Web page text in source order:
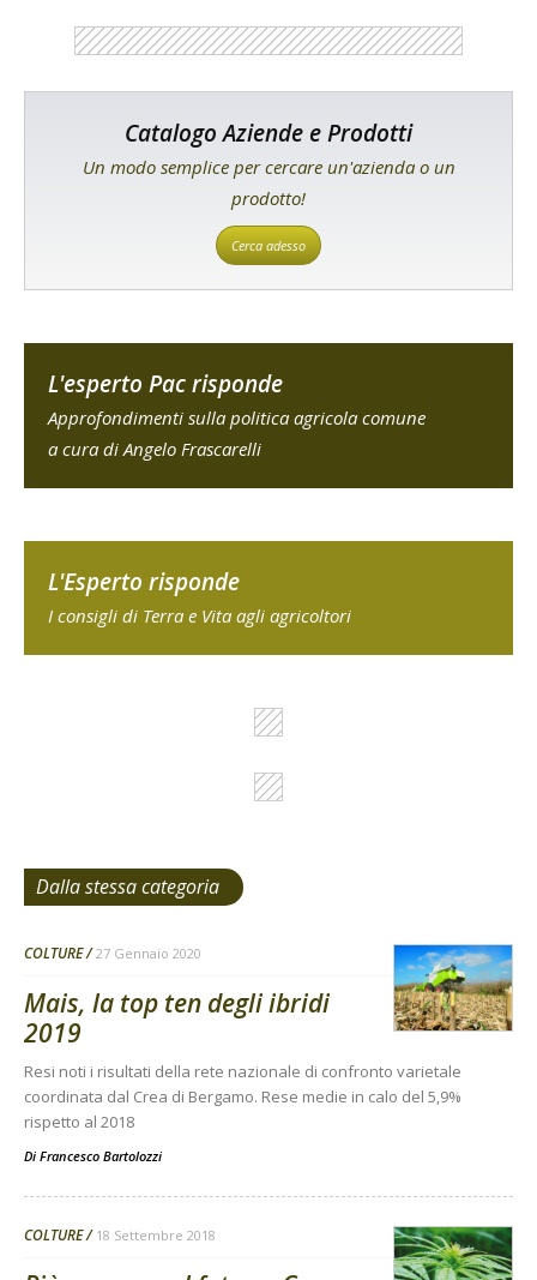
Catalogo Aziende e Prodotti
Un modo semplice per cercare un'azienda o un
prodotto!
Cerca adesso
L'esperto Pac risponde
Approfondimenti sulla politica agricola comune
a cura di Angelo Frascarelli
L'Esperto risponde
I consigli di Terra e Vita agli agricoltori
Dalla stessa categoria
COLTURE 27 Gennaio 2020
Mais, la top ten degli ibridi
2019
Resi noti i risultati della rete nazionale di confronto varietale
coordinata dal Crea di Bergamo. Rese medie in calo del 5,9%
rispetto al 2018
Di Francesco Bartolozzi
COLTURE 18 Settembre 2018